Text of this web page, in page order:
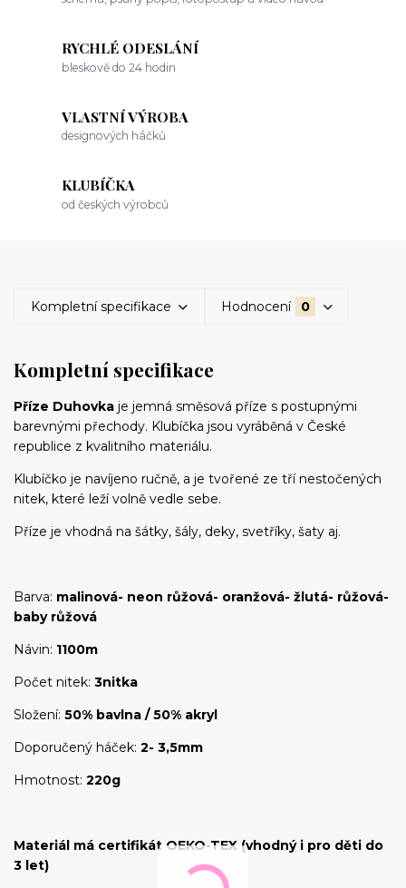
RYCHLÉ ODESLÁNÍ
bleskově do 24 hodin
VLASTNÍ VÝROBA
designových háčků
KLUBÍČKA
od českých výrobců
Kompletní specifikace Hodnocení 0
Kompletní specifikace
Příze Duhovka je jemná směsová příze s postupnými
barevnými přechody. Klubíčka jsou vyráběná v České
republice z kvalitního materiálu.
Klubíčko je navíjeno ručně, a je tvořené ze tří nestočených
nitek, které leží volně vedle sebe.
Příze je vhodná na šátky, šály, deky, svetříky, šaty aj.
Barva: malinová- neon růžová- oranžová- žlutá- růžová-
baby růžová
Návin: 1100m
Počet nitek: 3nitka
Složení: 50% bavlna / 50% akryl
Doporučený háček: 2- 3,5mm
Hmotnost: 220g
Materiál má certifikát OEKO-TEX (vhodný i pro děti do
3 let)